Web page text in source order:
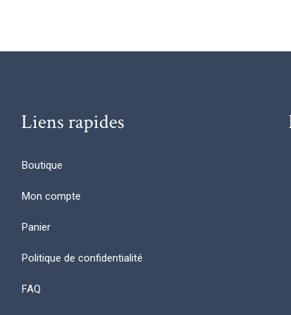
Liens rapides
Boutique
Mon compte
Panier
Politique de confidentialité
FAQ